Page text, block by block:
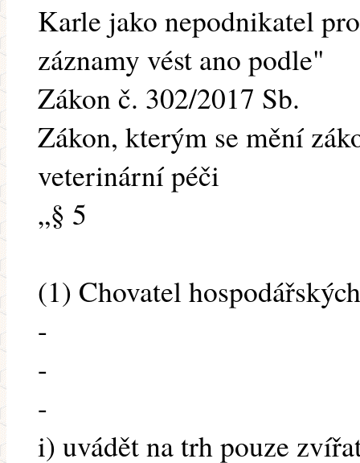
Karle jako nepodnikatel
záznamy vést ano podle"
Zákon č. 302/2017 Sb.
Zákon, kterým se mění
veterinární péči
„§ 5
(1) Chovatel
-
-
-
i) uvádět na trh pouze